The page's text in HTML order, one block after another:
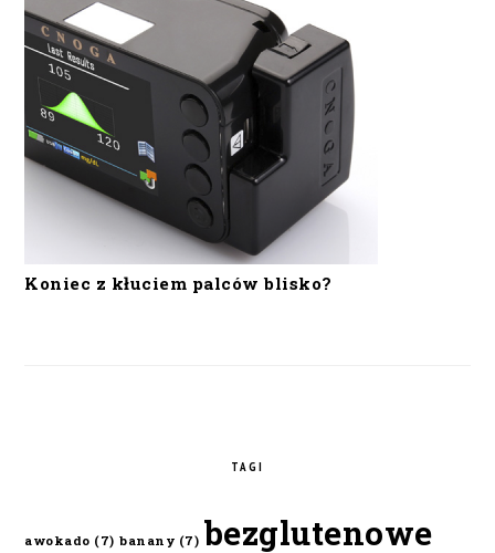
Koniec z kłuciem palców blisko?
TAGI
awokado (7) banany (7) bezglutenowe